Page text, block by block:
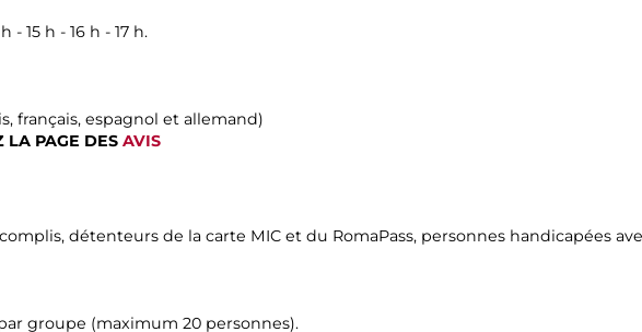
- 15 h - 16 h - 17 h.
français, espagnol et allemand)
LA PAGE DES AVIS
détenteurs de la carte MIC et du RomaPass, personnes handicapées
groupe (maximum 20 personnes).